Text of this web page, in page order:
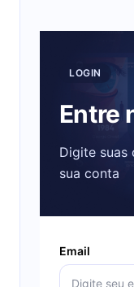
LOGIN
Entre
Digite suas
sua conta
Email